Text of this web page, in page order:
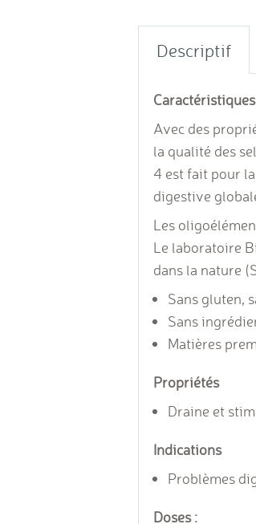
Descriptif
Avec des
la qualité des
4 est fait pour
digestive
Les
Le laboratoire
dans la nature
Sans gluten,
Sans
Matières
Propriétés
Draine et
Indications
Problèmes
Doses :